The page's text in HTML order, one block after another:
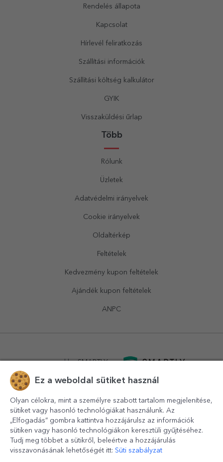
Rendelés állapota
Kapcsolat
Hírlevél feliratkozás
Szállítási információk
Szállítási költség kalkulátor
GYIK
Visszaküldési űrlap
Több
Rólunk
Üzletek
Adatvédelmi irányelvek
Cookie irányelvek
Oldaltérkép
Feltételek
Kedvezmény kupon feltételek
Ajándék kupon feltételek
ANPC
powered bySMARTLY.ro
Ez a weboldal sütiket használ
Olyan célokra, mint a személyre szabott tartalom megjelenítése,
sütiket vagy hasonló technológiákat használunk. Az
„Elfogadás” gombra kattintva hozzájárulsz az információk
sütiken vagy hasonló technológiákon keresztüli gyűjtéséhez.
Tudj meg többet a sütikről, beleértve a hozzájárulás
visszavonásának lehetőségét itt: Süti szabályzat